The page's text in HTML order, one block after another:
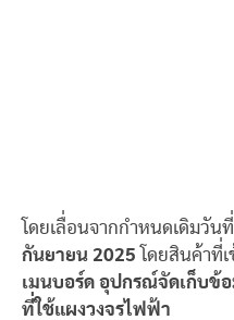
โดยเลื่อนจากกำหนดเดิมวัน
กันยายน 2025 โดยสินค้าที่
เมนบอร์ด อุปกรณ์จัดเก็บข้
ที่ใช้แผงวงจรไฟฟ้า